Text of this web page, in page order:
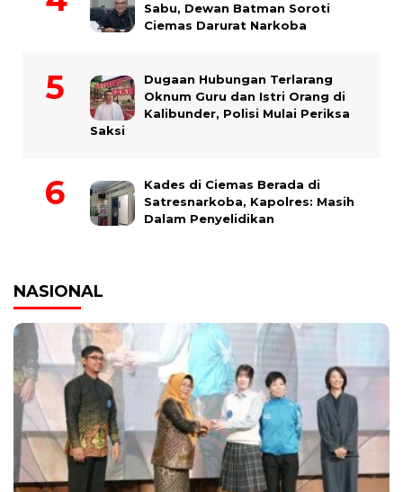
Sabu, Dewan Batman Soroti
Ciemas Darurat Narkoba
Dugaan Hubungan Terlarang
Oknum Guru dan Istri Orang di
Kalibunder, Polisi Mulai Periksa
Saksi
Kades di Ciemas Berada di
Satresnarkoba, Kapolres: Masih
Dalam Penyelidikan
NASIONAL